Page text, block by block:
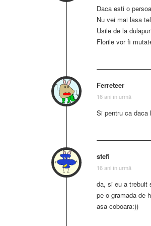
Daca esti o
Nu vei mai lasa
Usile de la
Florile vor fi
Ferreteer
16 ani în urmă
Si pentru ca
stefi
16 ani în urmă
da, si eu a trebuit
pe o gramada de
asa coboara:))